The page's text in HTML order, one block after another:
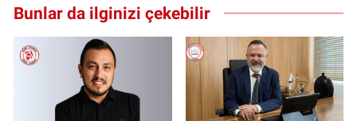
Bunlar da ilginizi çekebilir